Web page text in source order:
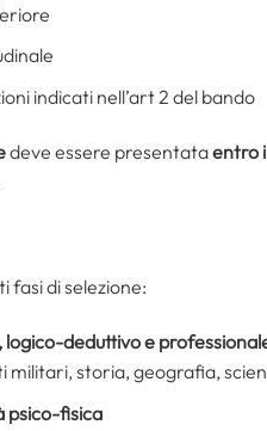
indicati nell’art 2 del bando
deve essere presentataentro
fasi di selezione:
deduttivo e
storia, geografia,
psico-fisica